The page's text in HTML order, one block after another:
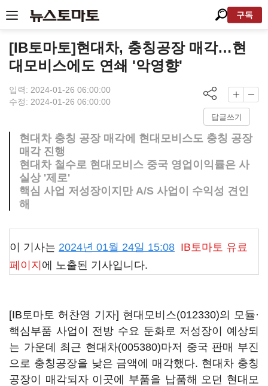
구독
[IB토마토]현대차, 충칭공장 매각…현
대모비스에도 연쇄 '악영향'
입력: 2024-01-26 06:00:00
수정: 2024-01-26 06:00:00
답글쓰기
현대차 충칭 공장 매각에 현대모비스도 충칭 공장
매각 진행
현대차 철수로 현대모비스 중국 영업이익률은 사
실상 '제로'
핵심 사업 저성장이지만 A/S 사업이 수익성 견인
해
이 기사는 2024년 01월 24일 15:08 IB토마토 유료
페이지 에 노출된 기사입니다.
[IB토마토 허찬영 기자] 현대모비스(012330)의 모듈·
핵심부품 사업이 전방 수요 둔화로 저성장이 예상되
는 가운데 최근 현대차(005380)마저 중국 판매 부진
으로 충칭공장을 낮은 금액에 매각했다. 현대차 충칭
공장이 매각되자 이곳에 부품을 납품해 오던 현대모